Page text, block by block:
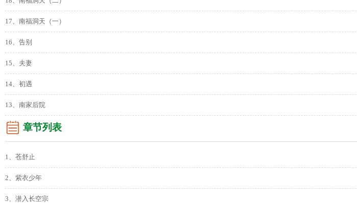
17、南福洞天（一）
16、告别
15、夫妻
14、初遇
13、南家后院
章节列表
1、苍舒止
2、紫衣少年
3、潜入长空宗